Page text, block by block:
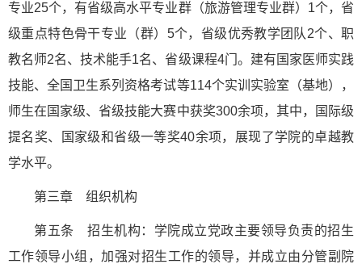
专业25个，有省级高水平专业群（旅游管理专业群）1个，省
级重点特色骨干专业（群）5个，省级优秀教学团队2个、职
教名师2名、技术能手1名、省级课程4门。建有国家医师实践
技能、全国卫生系列资格考试等114个实训实验室（基地），
师生在国家级、省级技能大赛中获奖300余项，其中，国际级
提名奖、国家级和省级一等奖40余项，展现了学院的卓越教
学水平。
第三章 组织机构
第五条 招生机构：学院成立党政主要领导负责的招生
工作领导小组，加强对招生工作的领导，并成立由分管副院